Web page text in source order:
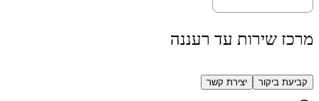
שירות עד רעננה
קביעת ביקור יצירת קשר